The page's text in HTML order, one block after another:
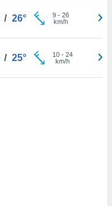
/ 26° 9- 26
km/h
/ 25° 10- 24
km/h